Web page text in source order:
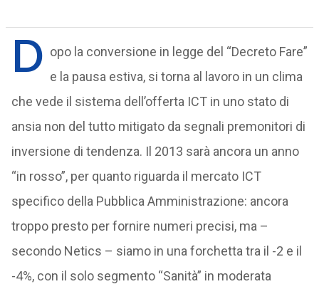
D opo la conversione in legge del “Decreto Fare”
e la pausa estiva, si torna al lavoro in un clima
che vede il sistema dell’offerta ICT in uno stato di
ansia non del tutto mitigato da segnali premonitori di
inversione di tendenza. Il 2013 sarà ancora un anno
“in rosso”, per quanto riguarda il mercato ICT
specifico della Pubblica Amministrazione: ancora
troppo presto per fornire numeri precisi, ma –
secondo Netics – siamo in una forchetta tra il -2 e il
-4%, con il solo segmento “Sanità” in moderata